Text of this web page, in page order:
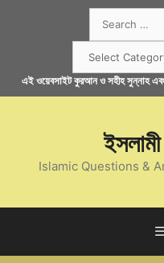
for:
এই ওয়েবসাইট কুরআন ও সহীহ সুন্নাহ এবং
Islamic Questions &